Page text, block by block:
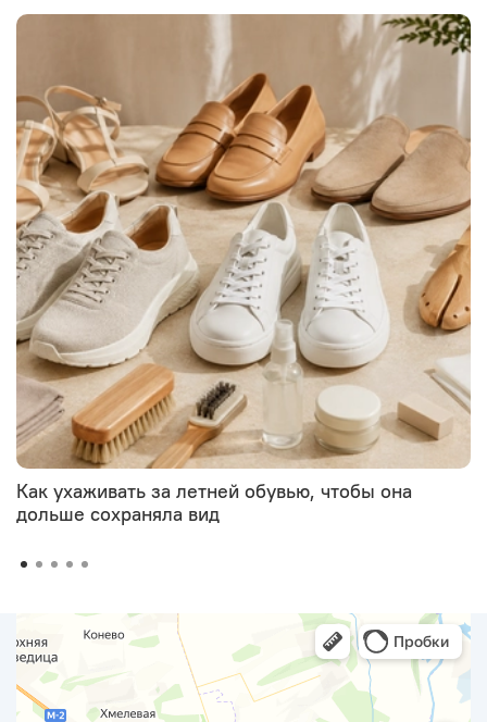
Как ухаживать за летней обувью, чтобы она
дольше сохраняла вид